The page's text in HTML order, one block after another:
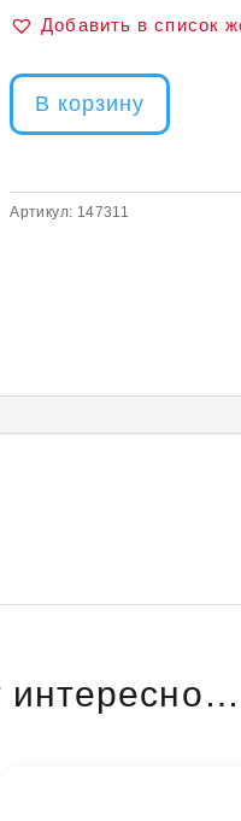
Добавить в список
В корзину
Артикул: 147311
интересно…